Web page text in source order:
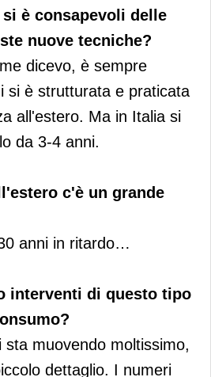
è consapevoli delle
nuove tecniche?
dicevo, è sempre
si è strutturata e praticata
all'estero. Ma in Italia si
da 3-4 anni.
c'è un grande
anni in ritardo…
interventi di questo tipo
muovendo moltissimo,
dettaglio. I numeri